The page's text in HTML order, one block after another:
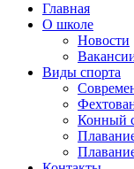
Главная
О школе
Новости
Виды спорта
Конный